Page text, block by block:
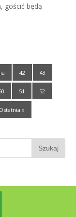
gościć będą
42 43
51 52
Ostatnia »